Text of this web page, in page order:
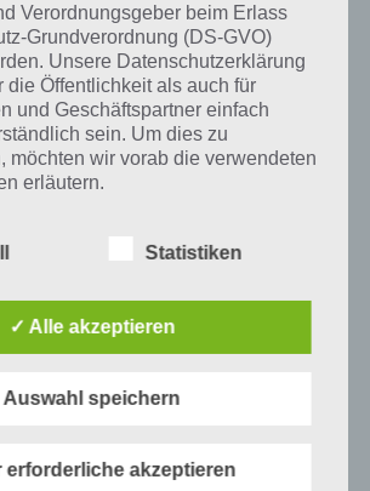
teilen Teilen auf Facebook
hier auf Touchportal
Verordnungsgeber beim Erlass
Grundverordnung (DS-GVO)
Unsere Datenschutzerklärung
die Öffentlichkeit als auch für
und Geschäftspartner einfach
sein. Um dies zu
möchten wir vorab die verwendeten
erläutern.
die folgenden Begriffe:
Daten
Daten sind alle
„betroffene Person") beziehen.
Statistiken
✓ Alle akzeptieren
Auswahl speichern
erforderliche akzeptieren